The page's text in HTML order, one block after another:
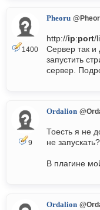
1400
Pheoru
http://ip:port/
Сервер так и
запустить
сервер.
9
Ordalion
Тоесть я не
не
В плагине
Ordalion